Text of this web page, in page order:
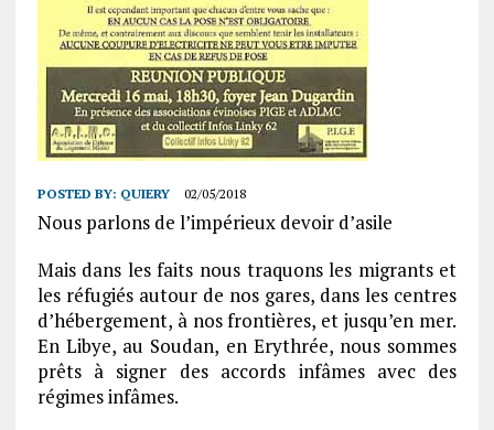
POSTED BY: QUIERY 02/05/2018
Nous parlons de l’impérieux devoir d’asile
Mais dans les faits nous traquons les migrants et
les réfugiés autour de nos gares, dans les centres
d’hébergement, à nos frontières, et jusqu’en mer.
En Libye, au Soudan, en Erythrée, nous sommes
prêts à signer des accords infâmes avec des
régimes infâmes.